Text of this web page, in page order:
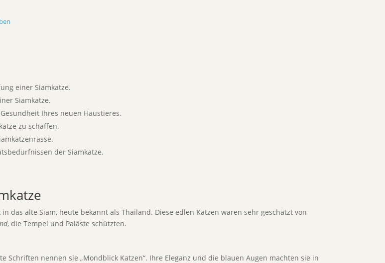
einer Siamkatze.
Siamkatze.
Ihres neuen Haustieres.
zu schaffen.
der Siamkatze.
das alte Siam, heute bekannt als Thailand. Diese edlen Katzen waren sehr geschätzt von
, die Tempel und Paläste schützten.
nennen sie „Mondblick Katzen“. Ihre Eleganz und die blauen Augen machten sie in